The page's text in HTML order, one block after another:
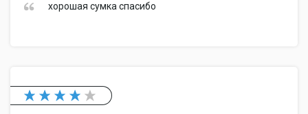
хорошая сумка спасибо